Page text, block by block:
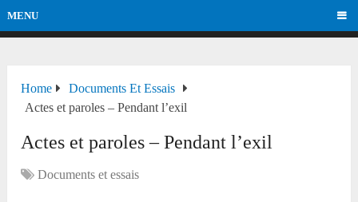
MENU
Home
Documents Et Essais
Actes et paroles – Pendant l’exil
Actes et paroles – Pendant l’exil
Documents et essais